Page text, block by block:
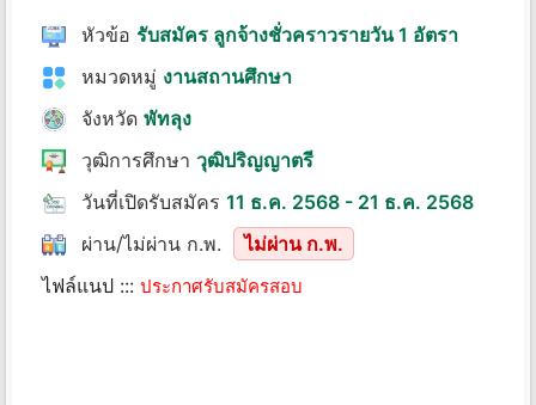
หัวข้อ รับสมัคร ลูกจ้างชั่วคราวรายวัน 1 อัตรา
หมวดหมู่ งานสถานศึกษา
จังหวัด พัทลุง
วุฒิการศึกษา วุฒิปริญญาตรี
วันที่เปิดรับสมัคร 11 ธ.ค. 2568 - 21 ธ.ค. 2568
ผ่าน/ไม่ผ่าน ก.พ.
ไม่ผ่าน ก.พ.
ไฟล์แนป ::: ประกาศรับสมัครสอบ